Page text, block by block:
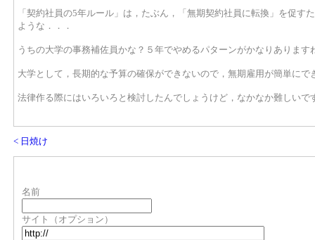
「契約社員の5年ルール」は，たぶん，「無期契約社員に転換」を促
ような．．．
うちの大学の事務補佐員かな？５年でやめるパターンがかなりあります
大学として，長期的な予算の確保ができないので，無期雇用が簡単にで
法律作る際にはいろいろと検討したんでしょうけど，なかなか難しいで
< 日焼け
名前
サイト（オプション）